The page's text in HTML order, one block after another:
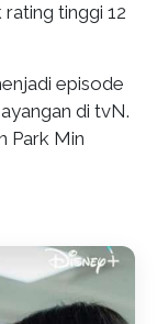
tinggi 12
episode
di tvN.
Park Min